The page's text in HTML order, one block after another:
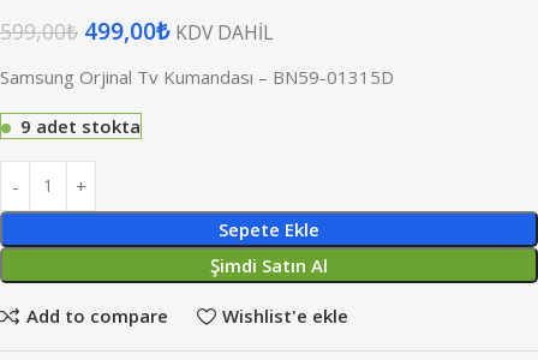
599,00₺ 499,00₺ KDV DAHİL
Samsung Orjinal Tv Kumandası – BN59-01315D
9 adet stokta
Sepete Ekle
Şimdi Satın Al
Add to compare Wishlist'e ekle